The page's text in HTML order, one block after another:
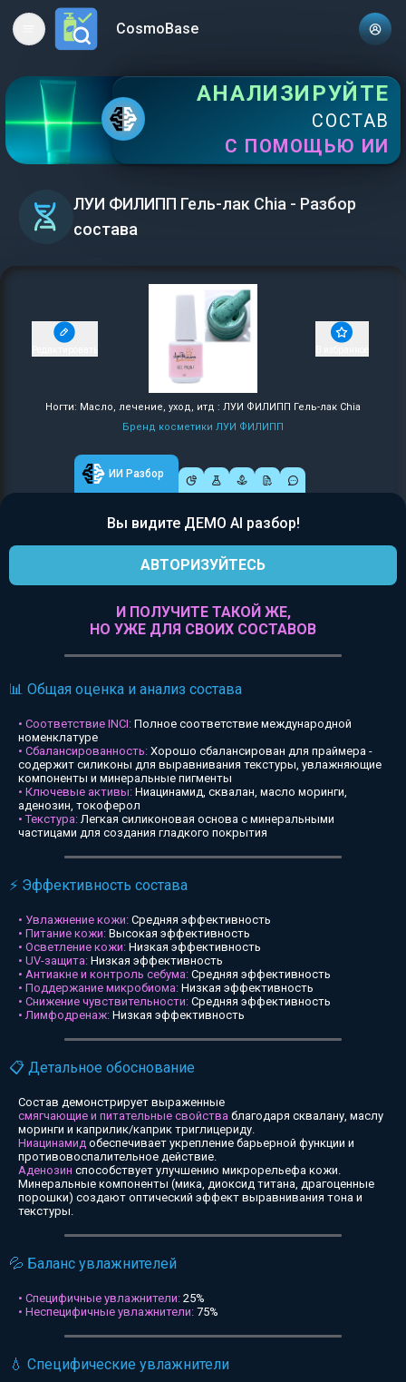
Open main menuCosmoBase
АНАЛИЗИРУЙТЕ
СОСТАВ
С ПОМОЩЬЮ ИИ
ЛУИ ФИЛИПП Гель-лак Chia - Разбор
состава
Ногти: Масло, лечение, уход, итд : ЛУИ ФИЛИПП Гель-лак Chia
Бренд косметики ЛУИ ФИЛИПП
ИИ Разбор
Вы видите ДЕМО AI разбор!
АВТОРИЗУЙТЕСЬ
И ПОЛУЧИТЕ ТАКОЙ ЖЕ,
НО УЖЕ ДЛЯ СВОИХ СОСТАВОВ
📊 Общая оценка и анализ состава
• Соответствие INCI: Полное соответствие международной
номенклатуре
• Сбалансированность: Хорошо сбалансирован для праймера -
содержит силиконы для выравнивания текстуры, увлажняющие
компоненты и минеральные пигменты
• Ключевые активы: Ниацинамид, сквалан, масло моринги,
аденозин, токоферол
• Текстура:Легкая силиконовая основа с минеральными
частицами для создания гладкого покрытия
⚡ Эффективность состава
• Увлажнение кожи: Средняя эффективность
• Питание кожи: Высокая эффективность
• Осветление кожи: Низкая эффективность
• UV-защита: Низкая эффективность
• Антиакне и контроль себума: Средняя эффективность
• Поддержание микробиома: Низкая эффективность
• Снижение чувствительности: Средняя эффективность
• Лимфодренаж: Низкая эффективность
📋 Детальное обоснование
Состав демонстрирует выраженные
смягчающие и питательные свойства благодаря сквалану, маслу
моринги и каприлик/каприк триглицериду.
Ниацинамид обеспечивает укрепление барьерной функции и
противовоспалительное действие.
Аденозин способствует улучшению микрорельефа кожи.
Минеральные компоненты (мика, диоксид титана, драгоценные
порошки) создают оптический эффект выравнивания тона и
текстуры.
💦 Баланс увлажнителей
• Специфичные увлажнители: 25%
• Неспецифичные увлажнители: 75%
💧 Специфические увлажнители